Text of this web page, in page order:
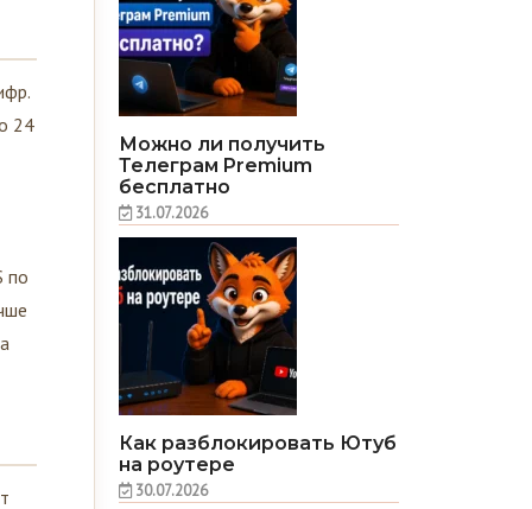
24
по
Можно ли получить
Телеграм Premium
бесплатно
31.07.2026
Как разблокировать Ютуб
на роутере
30.07.2026